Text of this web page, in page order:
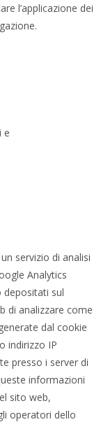
l’applicazione dei
e
servizio di analisi
Analytics
depositati sul
di analizzare come
dal cookie
indirizzo IP
presso i server di
informazioni
sito web,
operatori dello